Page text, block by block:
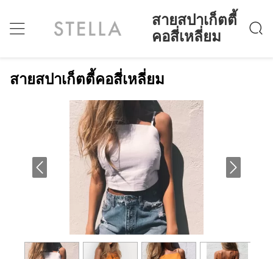
สายสปาเก็ตตี้
คอสี่เหลี่ยม
สายสปาเก็ตตี้คอสี่เหลี่ยม